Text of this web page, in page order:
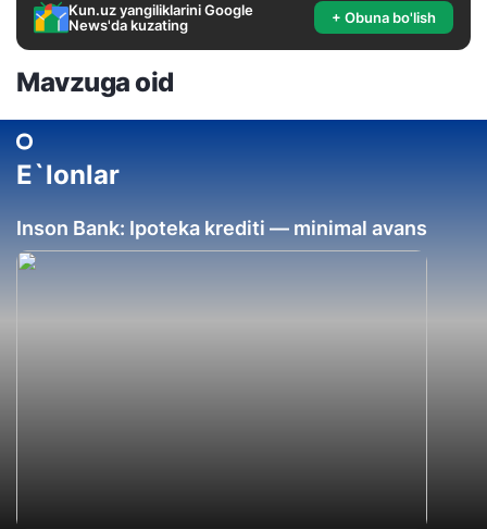
Kun.uz yangiliklarini Google
News'da kuzating
+ Obuna bo'lish
Mavzuga oid
E`lonlar
Inson Bank: Ipoteka krediti — minimal avans